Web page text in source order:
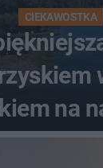
CIEKAWOSTKA
na